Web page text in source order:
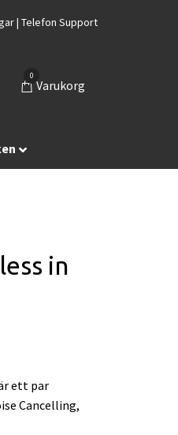
| Telefon Support
0
Varukorg
in
ett par
Cancelling,